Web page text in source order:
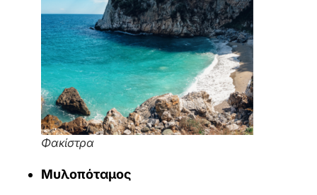
Φακίστρα
Μυλοπόταμος